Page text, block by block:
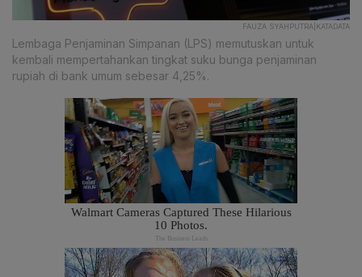
FAUZA SYAHPUTRA|KATADATA
Lembaga Penjaminan Simpanan (LPS) memutuskan untuk
kembali mempertahankan tingkat suku bunga penjaminan
rupiah di bank umum sebesar 4,25%.